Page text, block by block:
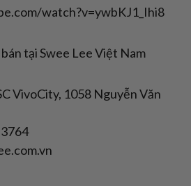
watch?v=ywbKJ1_Ihi8
tại Swee Lee Việt Nam
VivoCity, 1058 Nguyễn Văn